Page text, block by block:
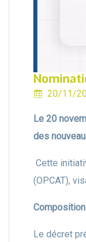
20/11/
Le 20
des
Cette
(OPCAT),
Le décret